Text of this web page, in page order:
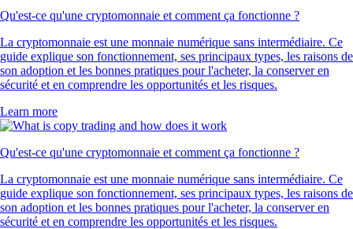
Qu'est-ce qu'une cryptomonnaie et comment ça fonctionne ?
La cryptomonnaie est une monnaie numérique sans intermédiaire. Ce
guide explique son fonctionnement, ses principaux types, les raisons de
son adoption et les bonnes pratiques pour l'acheter, la conserver en
sécurité et en comprendre les opportunités et les risques.
Learn more
Qu'est-ce qu'une cryptomonnaie et comment ça fonctionne ?
La cryptomonnaie est une monnaie numérique sans intermédiaire. Ce
guide explique son fonctionnement, ses principaux types, les raisons de
son adoption et les bonnes pratiques pour l'acheter, la conserver en
sécurité et en comprendre les opportunités et les risques.